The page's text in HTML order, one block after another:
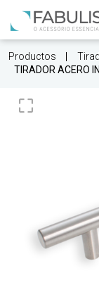
Productos
TIRADOR ACERO